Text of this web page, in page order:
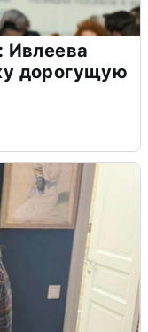
Ивлеева
дорогущую